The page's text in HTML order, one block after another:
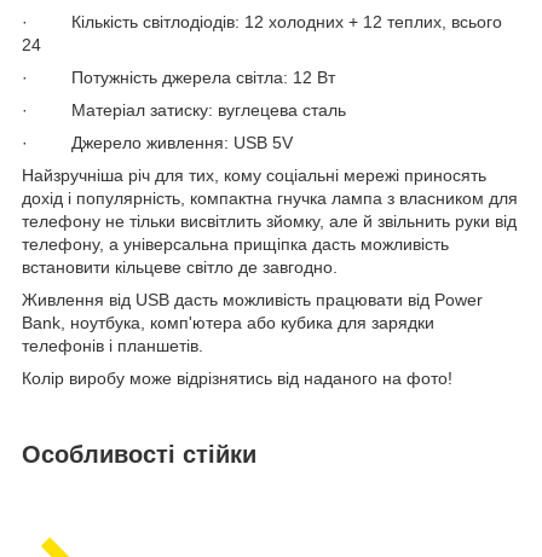
· Кількість світлодіодів: 12 холодних + 12 теплих, всього
24
· Потужність джерела світла: 12 Вт
· Матеріал затиску: вуглецева сталь
· Джерело живлення: USB 5V
Найзручніша річ для тих, кому соціальні мережі приносять
дохід і популярність, компактна гнучка лампа з власником для
телефону не тільки висвітлить зйомку, але й звільнить руки від
телефону, а універсальна прищіпка дасть можливість
встановити кільцеве світло де завгодно.
Живлення від USB дасть можливість працювати від Power
Bank, ноутбука, комп'ютера або кубика для зарядки
телефонів і планшетів.
Колір виробу може відрізнятись від наданого на фото!
Особливості стійки